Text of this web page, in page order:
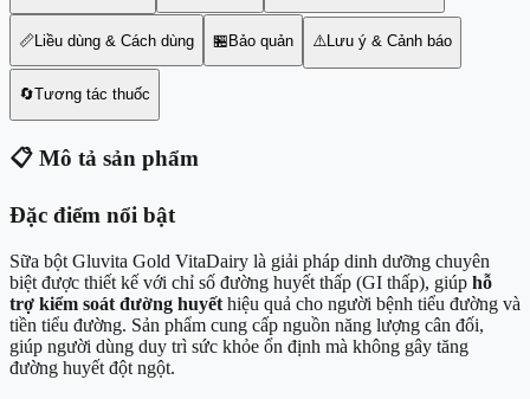
📏 Liều dùng & Cách dùng 🏪 Bảo quản ⚠️ Lưu ý & Cảnh báo
🔄Tương tác thuốc
📋 Mô tả sản phẩm
Đặc điểm nổi bật
Sữa bột Gluvita Gold VitaDairy là giải pháp dinh dưỡng chuyên
biệt được thiết kế với chỉ số đường huyết thấp (GI thấp), giúp hỗ
trợ kiểm soát đường huyết hiệu quả cho người bệnh tiểu đường và
tiền tiểu đường. Sản phẩm cung cấp nguồn năng lượng cân đối,
giúp người dùng duy trì sức khỏe ổn định mà không gây tăng
đường huyết đột ngột.